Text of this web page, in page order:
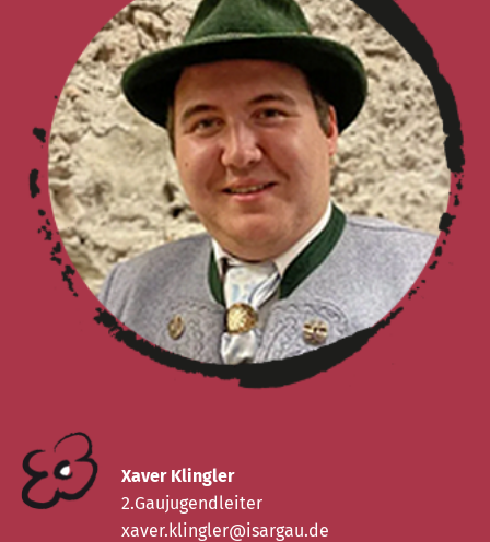
Xaver Klingler
2.Gaujugendleiter
xaver.klingler@isargau.de